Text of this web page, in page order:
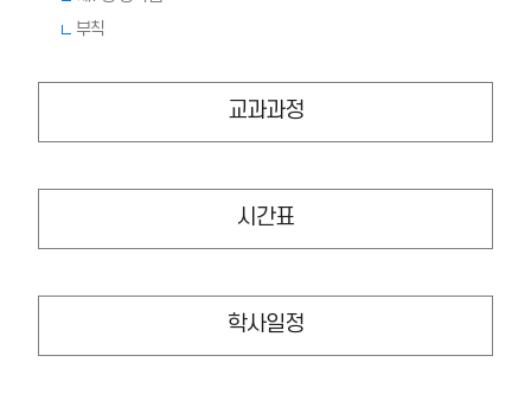
부칙
교과과정
시간표
학사일정